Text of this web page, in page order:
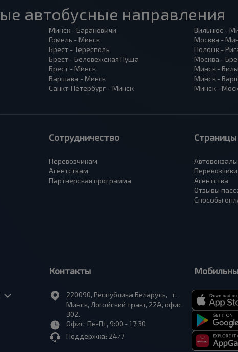
автобусные направления
Минск - Барановичи
Гомель - Минск
Брест - Тересполь
Брест - Беловежская Пуща
Брест - Минск
Варшава - Минск
Санкт-Петербург - Минск
Вильнюс -
Москва -
Полоцк -
Москва -
Минск -
Минск -
Минск -
Сотрудничество
Перевозчикам
Агентствам
Партнерская программа
Страницы
Автовокзалы
Перевозчики
Агентства
Отзывы
Способы
Контакты
220090, Республика Беларусь, г.
Минск, Логойский тракт, 22А, офис
302.
Офис: Пн-Пт, 9:00 - 17:30
Поддержка: 24/7